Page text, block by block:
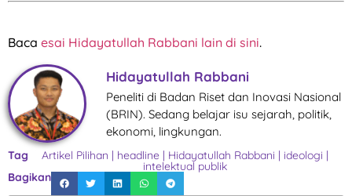
Baca esai Hidayatullah Rabbani lain di sini.
Hidayatullah Rabbani
Peneliti di Badan Riset dan Inovasi Nasional
(BRIN). Sedang belajar isu sejarah, politik,
ekonomi, lingkungan.
Tag Artikel Pilihan | headline| Hidayatullah Rabbani | ideologi |
intelektual publik
Bagikan